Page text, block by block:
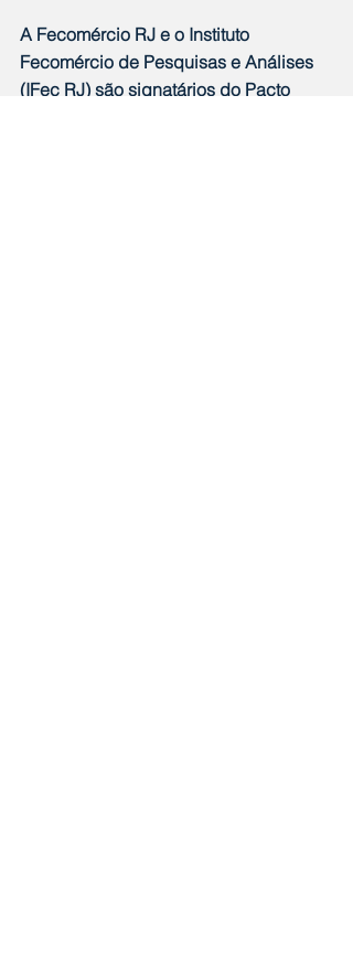
A Fecomércio RJ e o Instituto
Fecomércio de Pesquisas e Análises
(IFec RJ) são signatários do Pacto